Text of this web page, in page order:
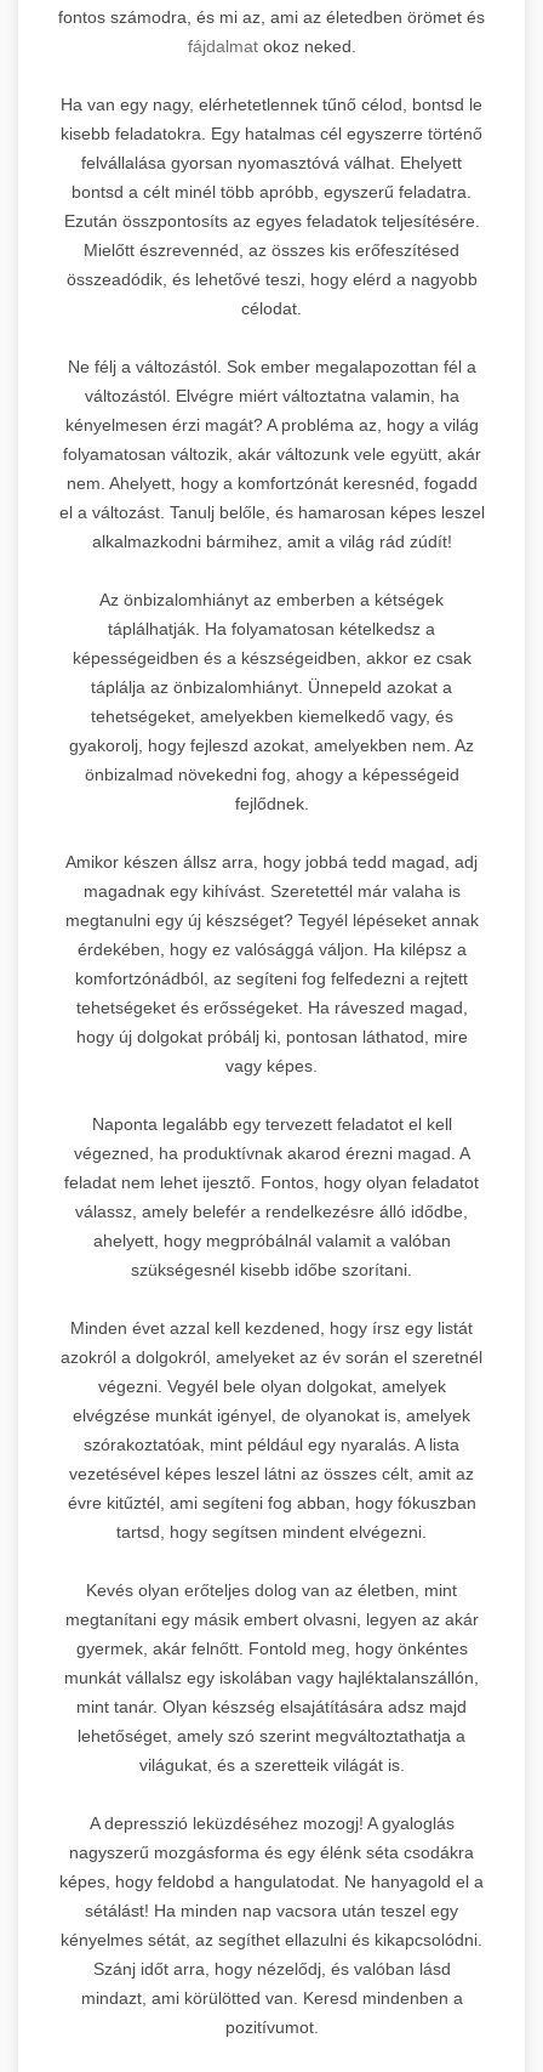
fontos számodra, és mi az, ami az életedben örömet és
fájdalmatokoz neked.
Ha van egy nagy, elérhetetlennek tűnő célod, bontsd le
kisebb feladatokra. Egy hatalmas cél egyszerre történő
felvállalása gyorsan nyomasztóvá válhat. Ehelyett
bontsd a célt minél több apróbb, egyszerű feladatra.
Ezután összpontosíts az egyes feladatok teljesítésére.
Mielőtt észrevennéd, az összes kis erőfeszítésed
összeadódik, és lehetővé teszi, hogy elérd a nagyobb
célodat.
Ne félj a változástól. Sok ember megalapozottan fél a
változástól. Elvégre miért változtatna valamin, ha
kényelmesen érzi magát? A probléma az, hogy a világ
folyamatosan változik, akár változunk vele együtt, akár
nem. Ahelyett, hogy a komfortzónát keresnéd, fogadd
el a változást. Tanulj belőle, és hamarosan képes leszel
alkalmazkodni bármihez, amit a világ rád zúdít!
Az önbizalomhiányt az emberben a kétségek
táplálhatják. Ha folyamatosan kételkedsz a
képességeidben és a készségeidben, akkor ez csak
táplálja az önbizalomhiányt. Ünnepeld azokat a
tehetségeket, amelyekben kiemelkedő vagy, és
gyakorolj, hogy fejleszd azokat, amelyekben nem. Az
önbizalmad növekedni fog, ahogy a képességeid
fejlődnek.
Amikor készen állsz arra, hogy jobbá tedd magad, adj
magadnak egy kihívást. Szeretettél már valaha is
megtanulni egy új készséget? Tegyél lépéseket annak
érdekében, hogy ez valósággá váljon. Ha kilépsz a
komfortzónádból, az segíteni fog felfedezni a rejtett
tehetségeket és erősségeket. Ha ráveszed magad,
hogy új dolgokat próbálj ki, pontosan láthatod, mire
vagy képes.
Naponta legalább egy tervezett feladatot el kell
végezned, ha produktívnak akarod érezni magad. A
feladat nem lehet ijesztő. Fontos, hogy olyan feladatot
válassz, amely belefér a rendelkezésre álló idődbe,
ahelyett, hogy megpróbálnál valamit a valóban
szükségesnél kisebb időbe szorítani.
Minden évet azzal kell kezdened, hogy írsz egy listát
azokról a dolgokról, amelyeket az év során el szeretnél
végezni. Vegyél bele olyan dolgokat, amelyek
elvégzése munkát igényel, de olyanokat is, amelyek
szórakoztatóak, mint például egy nyaralás. A lista
vezetésével képes leszel látni az összes célt, amit az
évre kitűztél, ami segíteni fog abban, hogy fókuszban
tartsd, hogy segítsen mindent elvégezni.
Kevés olyan erőteljes dolog van az életben, mint
megtanítani egy másik embert olvasni, legyen az akár
gyermek, akár felnőtt. Fontold meg, hogy önkéntes
munkát vállalsz egy iskolában vagy hajléktalanszállón,
mint tanár. Olyan készség elsajátítására adsz majd
lehetőséget, amely szó szerint megváltoztathatja a
világukat, és a szeretteik világát is.
A depresszió leküzdéséhez mozogj! A gyaloglás
nagyszerű mozgásforma és egy élénk séta csodákra
képes, hogy feldobd a hangulatodat. Ne hanyagold el a
sétálást! Ha minden nap vacsora után teszel egy
kényelmes sétát, az segíthet ellazulni és kikapcsolódni.
Szánj időt arra, hogy nézelődj, és valóban lásd
mindazt, ami körülötted van. Keresd mindenben a
pozitívumot.